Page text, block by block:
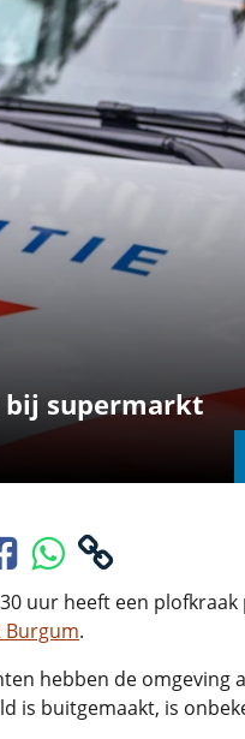
bij supermarkt
uur heeft een
Burgum.
hebben de omgeving
is buitgemaakt, is